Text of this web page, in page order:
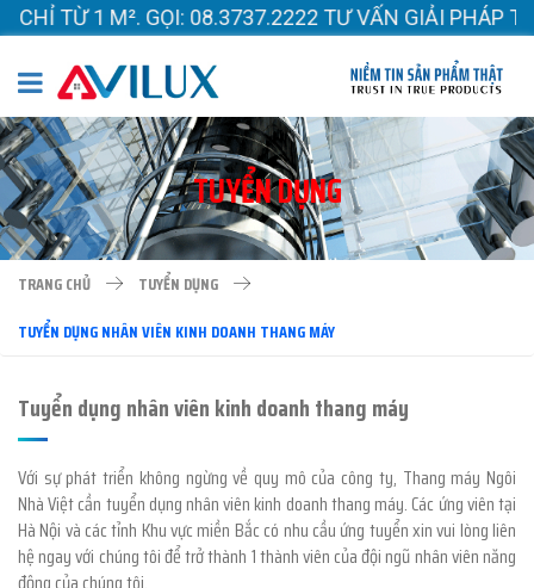
TỪ 1 M². GỌI: 08.3737.2222 TƯ VẤN GIẢI PHÁP TỐI
TUYỂN DỤNG
TRANG CHỦ
TUYỂN DỤNG
TUYỂN DỤNG NHÂN VIÊN KINH DOANH THANG MÁY
Tuyển dụng nhân viên kinh doanh thang máy
Với sự phát triển không ngừng về quy mô của công ty, Thang máy Ngôi
Nhà Việt cần tuyển dụng nhân viên kinh doanh thang máy. Các ứng viên tại
Hà Nội và các tỉnh Khu vực miền Bắc có nhu cầu ứng tuyển xin vui lòng liên
hệ ngay với chúng tôi để trở thành 1 thành viên của đội ngũ nhân viên năng